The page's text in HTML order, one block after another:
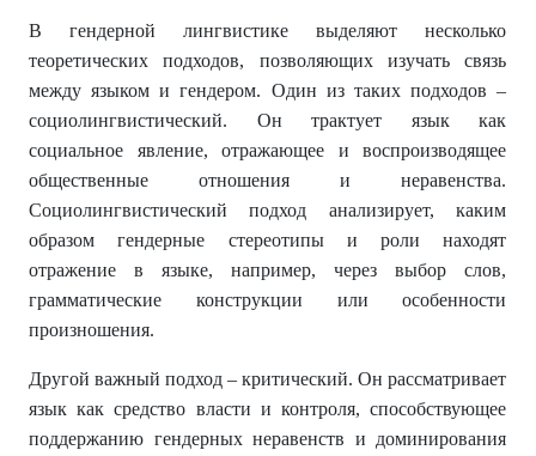
В гендерной лингвистике выделяют несколько
теоретических подходов, позволяющих изучать связь
между языком и гендером. Один из таких подходов –
социолингвистический. Он трактует язык как
социальное явление, отражающее и воспроизводящее
общественные отношения и неравенства.
Социолингвистический подход анализирует, каким
образом гендерные стереотипы и роли находят
отражение в языке, например, через выбор слов,
грамматические конструкции или особенности
произношения.
Другой важный подход – критический. Он рассматривает
язык как средство власти и контроля, способствующее
поддержанию гендерных неравенств и доминирования